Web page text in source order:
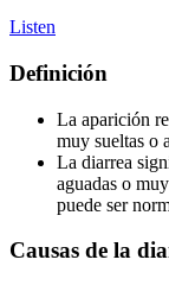
Listen
Definición
La aparición
muy sueltas o
La diarrea
aguadas o
puede ser
Causas de la